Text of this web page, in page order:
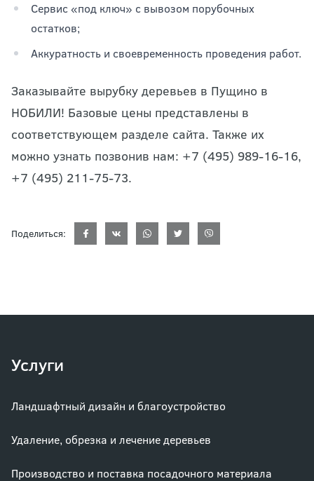
Сервис «под ключ» с вывозом порубочных
остатков;
Аккуратность и своевременность проведения работ.
Заказывайте вырубку деревьев в Пущино в
НОБИЛИ! Базовые цены представлены в
соответствующем разделе сайта. Также их
можно узнать позвонив нам: +7 (495) 989-16-16,
+7 (495) 211-75-73.
Поделиться:
Услуги
Ландшафтный дизайн и благоустройство
Удаление, обрезка и лечение деревьев
Производство и поставка посадочного материала